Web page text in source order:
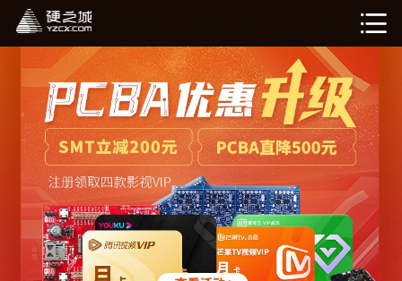
硬姐智造
在线计价（敬请期待）
我的订单（敬请期待）
企业介绍
新闻资讯